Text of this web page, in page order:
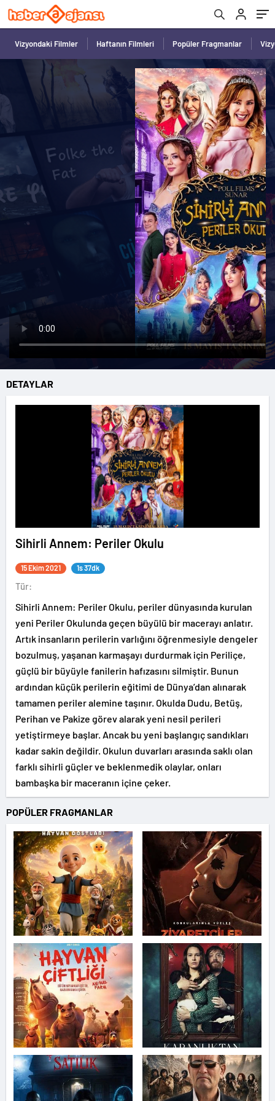
Vizyondaki Filmler Haftanın Filmleri Popüler Fragmanlar
DETAYLAR
Sihirli Annem: Periler Okulu
15 Ekim 2021 1s 37dk
Tür:
Sihirli Annem: Periler Okulu, periler dünyasında kurulan
yeni Periler Okulunda geçen büyülü bir macerayı anlatır.
Artık insanların perilerin varlığını öğrenmesiyle dengeler
bozulmuş, yaşanan karmaşayı durdurmak için Periliçe,
güçlü bir büyüyle fanilerin hafızasını silmiştir. Bunun
ardından küçük perilerin eğitimi de Dünya’dan alınarak
tamamen periler alemine taşınır. Okulda Dudu, Betüş,
Perihan ve Pakize görev alarak yeni nesil perileri
yetiştirmeye başlar. Ancak bu yeni başlangıç sandıkları
kadar sakin değildir. Okulun duvarları arasında saklı olan
farklı sihirli güçler ve beklenmedik olaylar, onları
bambaşka bir maceranın içine çeker.
POPÜLER FRAGMANLAR